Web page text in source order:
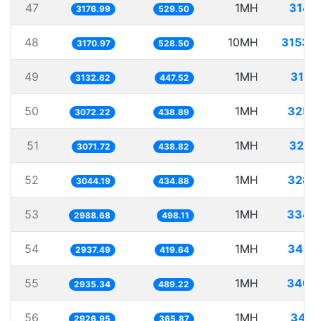
47 3176.99 529.50 1MH
48 3170.97 528.50 10MH
49 3132.62 447.52 1MH
50 3072.22 438.89 1MH
51 3071.72 438.82 1MH
52 3044.19 434.88 1MH
53 2988.68 498.11 1MH
54 2937.49 419.64 1MH
55 2935.34 489.22 1MH
56 2926.95 365.87 1MH